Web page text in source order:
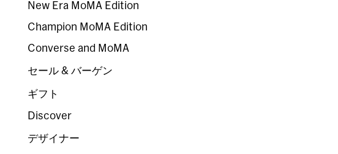
New Era MoMA Edition
Champion MoMA Edition
Converse and MoMA
セール & バーゲン
ギフト
Discover
デザイナー